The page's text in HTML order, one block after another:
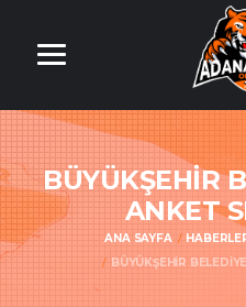
BÜYÜKŞEHİR
ANKET
ANA SAYFA
BÜYÜKŞEHİR